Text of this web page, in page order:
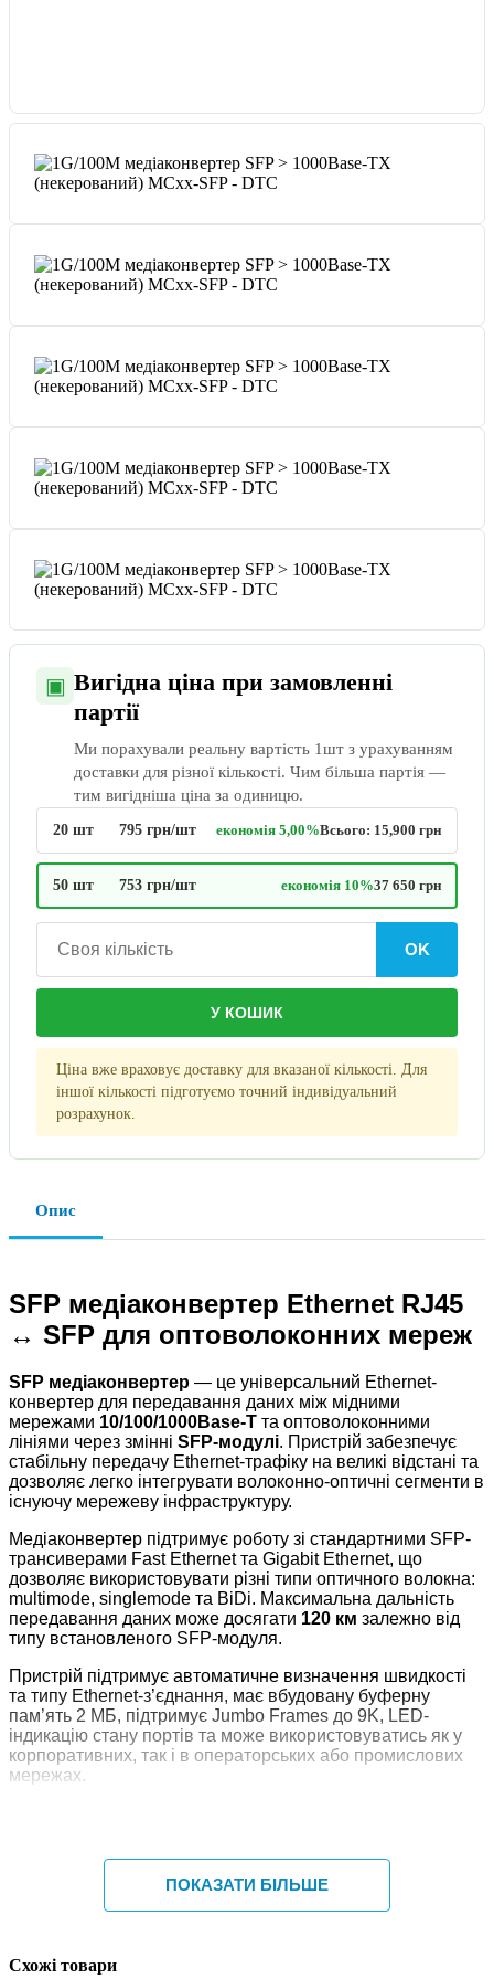
▣ Вигідна ціна при замовленні
партії
Ми порахували реальну вартість 1шт з урахуванням
доставки для різної кількості. Чим більша партія —
тим вигідніша ціна за одиницю.
20 шт 795 грн/шт економія 5,00%Всього: 15,900 грн
50 шт 753 грн/шт економія 10%37 650 грн
OK
У КОШИК
Ціна вже враховує доставку для вказаної кількості. Для
іншої кількості підготуємо точний індивідуальний
розрахунок.
Опис
SFP медіаконвертер Ethernet RJ45
↔ SFP для оптоволоконних мереж
SFP медіаконвертер — це універсальний Ethernet-
конвертер для передавання даних між мідними
мережами 10/100/1000Base-T та оптоволоконними
лініями через змінні SFP-модулі. Пристрій забезпечує
стабільну передачу Ethernet-трафіку на великі відстані та
дозволяє легко інтегрувати волоконно-оптичні сегменти в
існуючу мережеву інфраструктуру.
Медіаконвертер підтримує роботу зі стандартними SFP-
трансиверами Fast Ethernet та Gigabit Ethernet, що
дозволяє використовувати різні типи оптичного волокна:
multimode, singlemode та BiDi. Максимальна дальність
передавання даних може досягати 120 км залежно від
типу встановленого SFP-модуля.
Пристрій підтримує автоматичне визначення швидкості
та типу Ethernet-з’єднання, має вбудовану буферну
пам’ять 2 МБ, підтримує Jumbo Frames до 9K, LED-
індикацію стану портів та може використовуватись як у
корпоративних, так і в операторських або промислових
мережах.
1 порт RJ45 Ethernet + 1 слот SFP
Підтримка швидкостей 10/100/1000 Мбіт/с
Максимальна дальність передавання до 120 км
ПОКАЗАТИ БІЛЬШЕ
Схожі товари